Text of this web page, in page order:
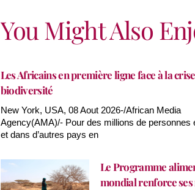
You Might Also
Les Africains en première ligne face à la
biodiversité
New York, USA, 08 Aout 2026-/African Media
Agency(AMA)/- Pour des millions de personnes
et dans d’autres pays en
Le Programme
mondial renforce